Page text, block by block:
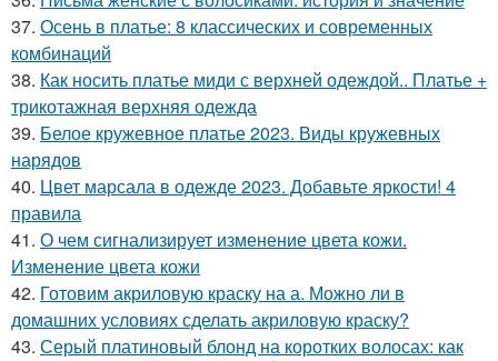
37. Осень в платье: 8 классических и современных
комбинаций
38. Как носить платье миди с верхней одеждой.. Платье +
трикотажная верхняя одежда
39. Белое кружевное платье 2023. Виды кружевных
нарядов
40. Цвет марсала в одежде 2023. Добавьте яркости! 4
правила
41. О чем сигнализирует изменение цвета кожи.
Изменение цвета кожи
42. Готовим акриловую краску на а. Можно ли в
домашних условиях сделать акриловую краску?
43. Серый платиновый блонд на коротких волосах: как